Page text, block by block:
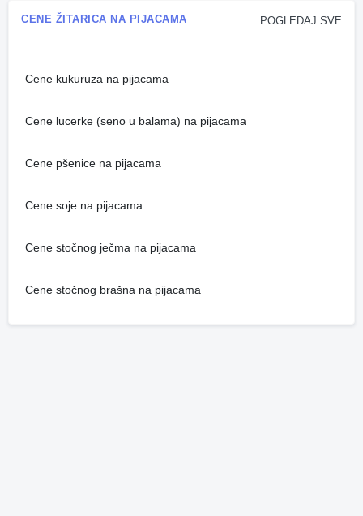
POGLEDAJ SVE
CENE ŽITARICA NA PIJACAMA
Cene kukuruza na pijacama
Cene lucerke (seno u balama) na pijacama
Cene pšenice na pijacama
Cene soje na pijacama
Cene stočnog ječma na pijacama
Cene stočnog brašna na pijacama